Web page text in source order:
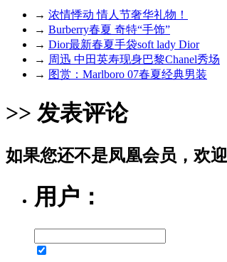
→ 浓情悸动 情人节奢华礼物！
→ Burberry春夏 奇特“手饰”
→ Dior最新春夏手袋soft lady Dior
→ 周迅 中田英寿现身巴黎Chanel秀场
→ 图赏：Marlboro 07春夏经典男装
>> 发表评论
如果您还不是凤凰会员，欢迎
用户：